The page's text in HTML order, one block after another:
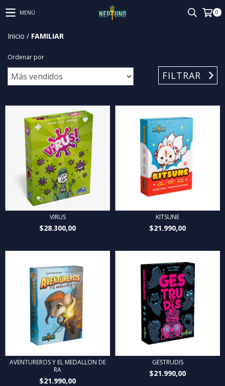
MENÚ 0
Inicio / FAMILIAR
Ordenar por
FILTRAR
VIRUS
$28.300,00
KITSUNE
$21.990,00
AVENTUREROS Y EL MEDALLON DE
RA
$21.990,00
GESTRUDIS
$21.990,00